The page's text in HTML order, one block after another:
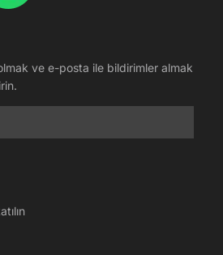
ve e-posta ile bildirimler almak